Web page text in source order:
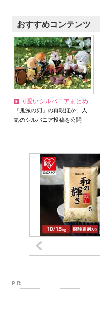
おすすめコンテンツ
可愛いシルバニアまとめ
『鬼滅の刃』の再現ほか、人
気のシルバニア投稿を公開
P R